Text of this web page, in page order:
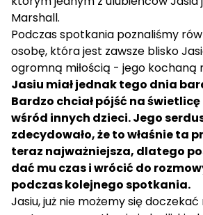
Marshall.
Podczas spotkania poznaliśmy
osobę, która jest zawsze blisko
ogromną miłością - jego kochaną
Jasiu miał jednak tego dnia
Bardzo chciał pójść na
wśród innych dzieci. Jego
zdecydowało, że to właśnie ta
teraz najważniejsza, dlatego
dać mu czas i wrócić do
podczas kolejnego spotkania.
Jasiu, już nie możemy się